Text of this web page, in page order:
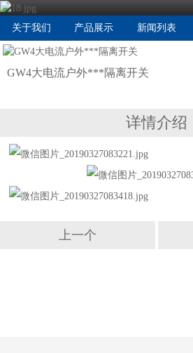
关于我们 产品展示 新闻列表
GW4大电流户外***隔离开关
详情介绍
上一个